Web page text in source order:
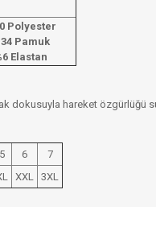
Polyester
Pamuk
Elastan
dokusuyla hareket
5 6
7
XXL 3XL